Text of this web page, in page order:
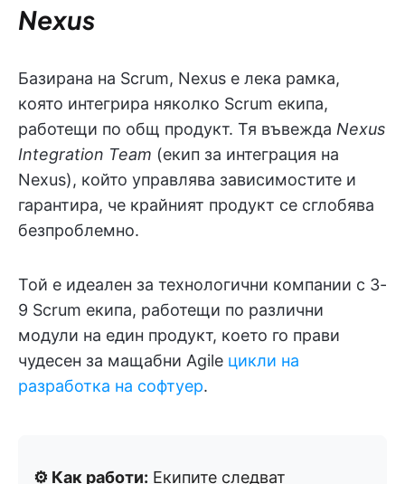
Nexus
Базирана на Scrum, Nexus е лека рамка,
която интегрира няколко Scrum екипа,
работещи по общ продукт. Тя въвежда Nexus
Integration Team (екип за интеграция на
Nexus), който управлява зависимостите и
гарантира, че крайният продукт се сглобява
безпроблемно.
Той е идеален за технологични компании с 3-
9 Scrum екипа, работещи по различни
модули на един продукт, което го прави
чудесен за мащабни Agile цикли на
разработка на софтуер.
⚙️ Как работи: Екипите следват